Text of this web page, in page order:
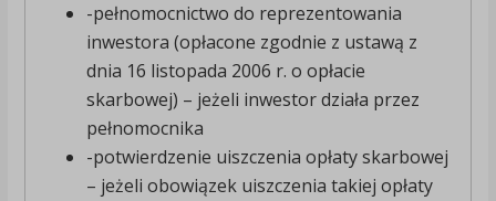
-pełnomocnictwo do reprezentowania
inwestora (opłacone zgodnie z ustawą z
dnia 16 listopada 2006 r. o opłacie
skarbowej) – jeżeli inwestor działa przez
pełnomocnika
-potwierdzenie uiszczenia opłaty skarbowej
– jeżeli obowiązek uiszczenia takiej opłaty